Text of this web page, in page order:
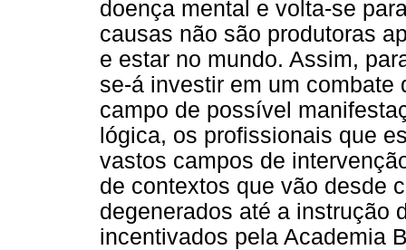
doença mental e volta-se
causas não são produtoras
e estar no mundo. Assim,
se-á investir em um
campo de possível
lógica, os profissionais que
vastos campos de
de contextos que vão desde
degenerados até a instrução
incentivados pela Academia